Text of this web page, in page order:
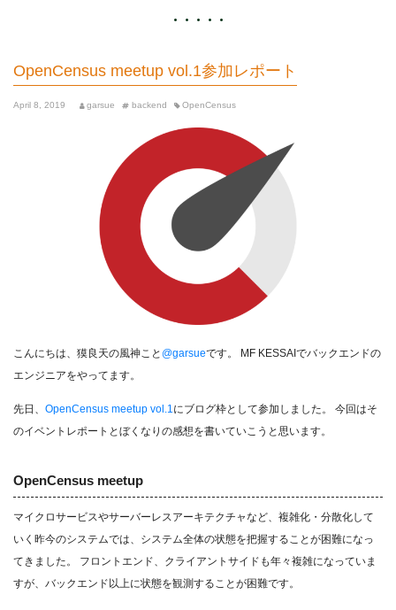
OpenCensus meetup vol.1参加レポート
April 8, 2019 garsue backend OpenCensus
こんにちは、獏良天の風神こと @garsueです。 MF KESSAIでバックエンドの
エンジニアをやってます。
先日、 OpenCensus meetup vol.1にブログ枠として参加しました。 今回はそ
のイベントレポートとぼくなりの感想を書いていこうと思います。
OpenCensus meetup
マイクロサービスやサーバーレスアーキテクチャなど、複雑化・分散化して
いく昨今のシステムでは、システム全体の状態を把握することが困難になっ
てきました。 フロントエンド、クライアントサイドも年々複雑になっていま
すが、バックエンド以上に状態を観測することが困難です。